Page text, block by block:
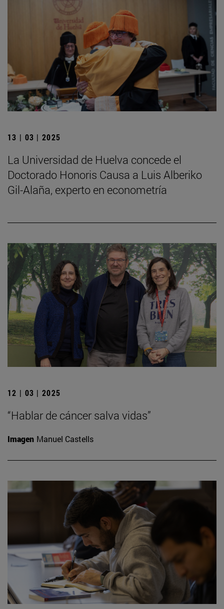
13 | 03 | 2025
La Universidad de Huelva concede el
Doctorado Honoris Causa a Luis Alberiko
Gil-Alaña, experto en econometría
12 | 03 | 2025
“Hablar de cáncer salva vidas”
Imagen Manuel Castells